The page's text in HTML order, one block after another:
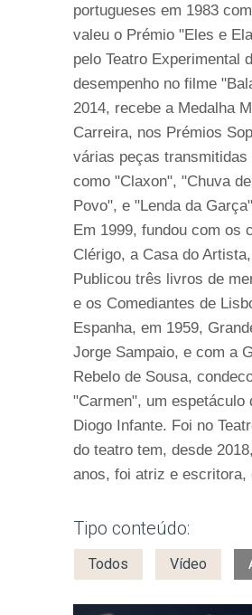
portugueses em 1983
valeu o Prémio "Eles e
pelo Teatro Experimental
desempenho no filme
2014, recebe a Medalha
Carreira, nos Prémios
várias peças
como "Claxon", "Chuva
Povo", e "Lenda da
Em 1999, fundou com os
Clérigo, a Casa do
Publicou três livros de
e os Comediantes de
Espanha, em 1959,
Jorge Sampaio, e com a
Rebelo de Sousa,
"Carmen", um
Diogo Infante. Foi no
do teatro tem, desde
anos, foi atriz e escritora,
Tipo conteúdo:
Todos Vídeo